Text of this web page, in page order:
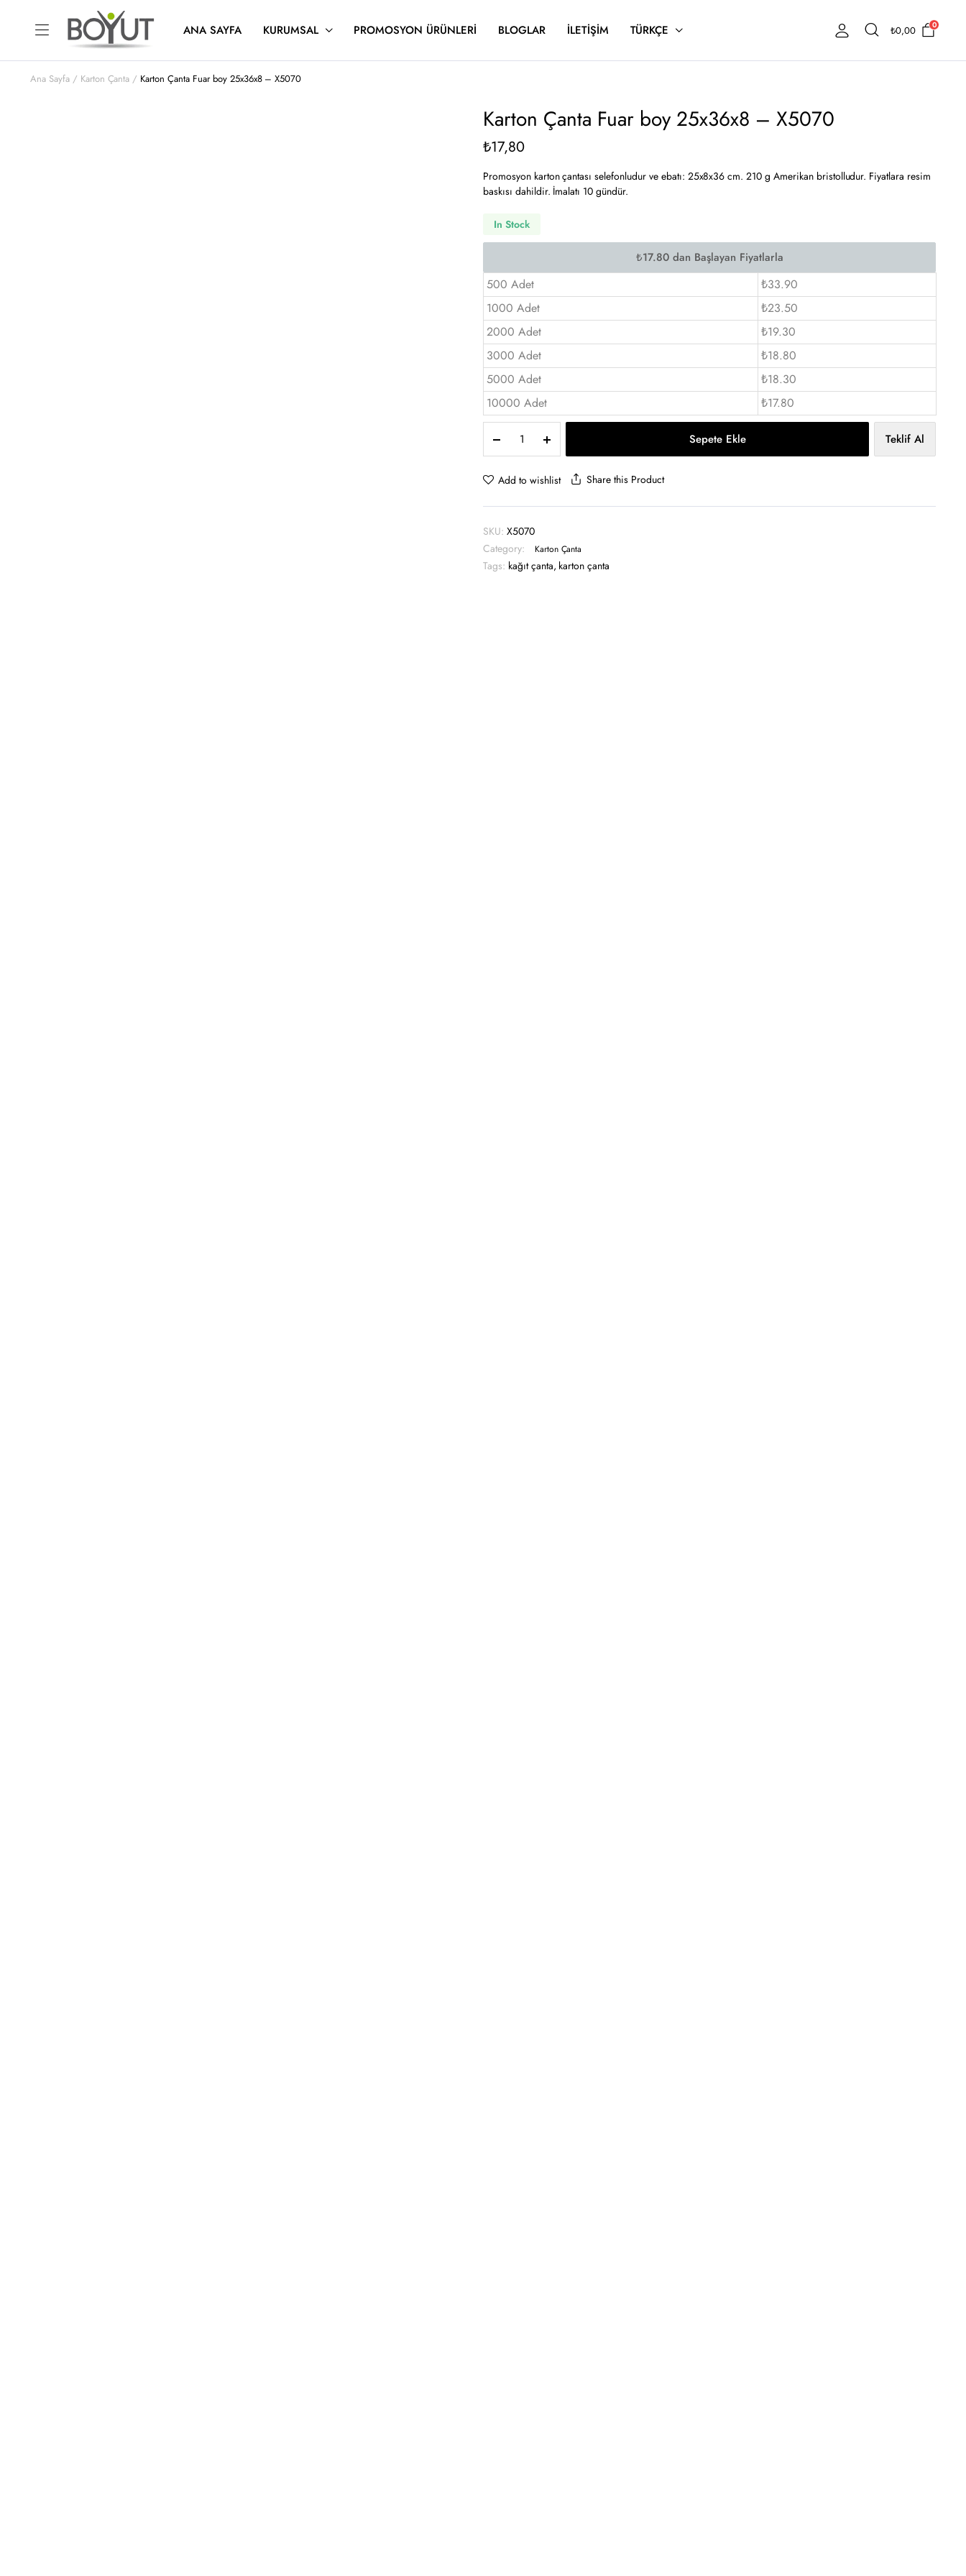
ANA SAYFA KURUMSAL PROMOSYON ÜRÜNLERI BLOGLAR İLETIŞIM TÜRKÇE ₺0,00 0
Ana Sayfa Karton Çanta Karton Çanta Fuar boy 25x36x8 – X5070
Karton Çanta Fuar boy 25x36x8 – X5070
₺17,80
Promosyon karton çantası selefonludur ve ebatı: 25x8x36 cm. 210 g Amerikan bristolludur. Fiyatlara resim
baskısı dahildir. İmalatı 10 gündür.
In Stock
500 Adet
₺33.90
1000 Adet
₺23.50
2000 Adet
₺19.30
3000 Adet
₺18.80
5000 Adet
₺18.30
10000 Adet
₺17.80
Çanta
Fuar
boy
-
quantity
Sepete Ekle Teklif Al
Add to wishlist Share this Product
SKU: X5070
Category:
Karton Çanta
Tags: kağıt çanta, karton çanta